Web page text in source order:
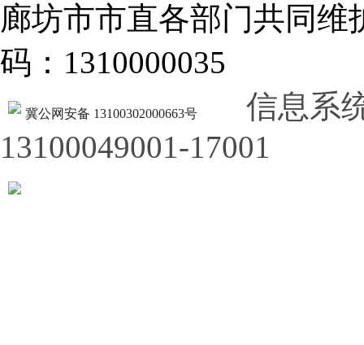
廊坊市市直各部门共同
码：1310000035
冀公网安备 13100302000663号
信息系
13100049001-17001